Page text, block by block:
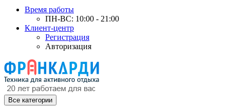
Время работы
ПН-ВС: 10:00 - 21:00
Клиент-центр
Регистрация
Авторизация
Все категории